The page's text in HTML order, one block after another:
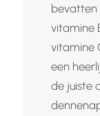
bevatten
vitamine
vitamine
een
de juiste